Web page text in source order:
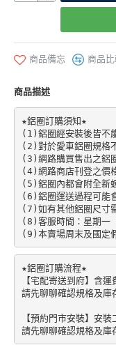
商品備忘 商品
商品描述
★鋁圈訂購須知★
(1)鋁圈經安裝後皆不
(2)對於愛車鋁圈規格
(3)網路購買售出之鋁
(4)網路商店刊登之價
(5)鋁圈內都會附全新
(6)鋁圈運送過程可能
(7)如有其他鋁圈尺寸
(8)客服時間：星期一
★鋁圈訂購流程★
【宅配寄送到府】含運
請先聊聊確認規格及
【預約門市安裝】安裝